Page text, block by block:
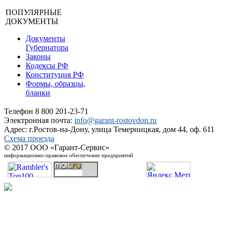
ПОПУЛЯРНЫЕ
ДОКУМЕНТЫ
Документы
Губернатора
Законы
Кодексы РФ
Конституция РФ
Формы, образцы,
бланки
Телефон 8 800 201-23-71
Электронная почта: info@garant-rostovdon.ru
Адрес: г.Ростов-на-Дону, улица Темерницкая, дом 44, оф. 611
Схема проезда
© 2017 ООО «Гарант-Сервис»
информационно-правовое обеспечение предприятий